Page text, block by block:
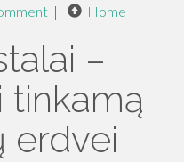
| Home
–
tinkamą
erdvei